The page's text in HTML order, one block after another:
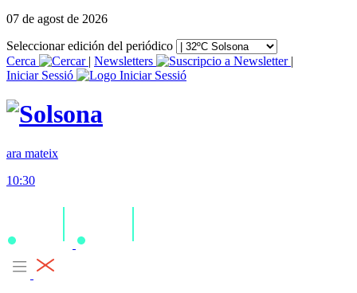
07 de agost de 2026
Seleccionar edición del periódico
Cerca
| Newsletters
|
Iniciar Sessió
ara mateix
10:30